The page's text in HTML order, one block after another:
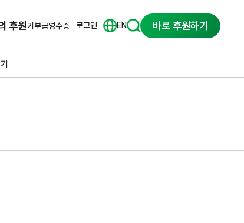
후원기부금영수증 로그인 EN 바로 후원하기